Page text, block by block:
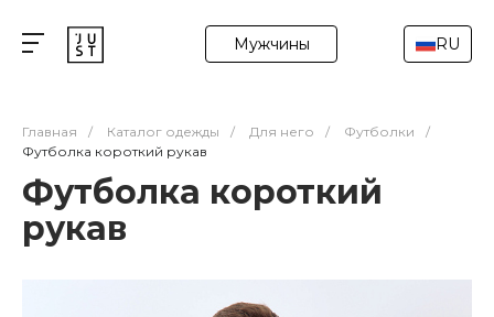
Мужчины RU
Главная / Каталог одежды / Для него / Футболки
/
Футболка короткий рукав
Футболка короткий
рукав